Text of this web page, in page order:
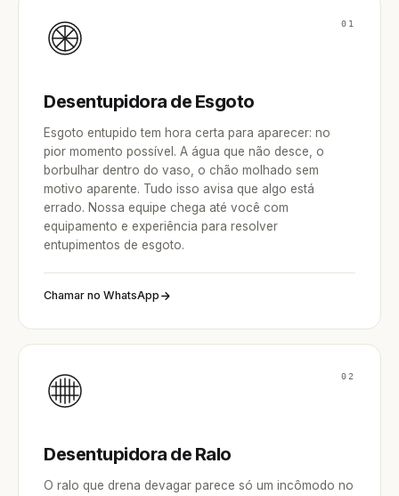
01
Desentupidora de Esgoto
Esgoto entupido tem hora certa para aparecer: no
pior momento possível. A água que não desce, o
borbulhar dentro do vaso, o chão molhado sem
motivo aparente. Tudo isso avisa que algo está
errado. Nossa equipe chega até você com
equipamento e experiência para resolver
entupimentos de esgoto.
Chamar no WhatsApp
02
Desentupidora de Ralo
O ralo que drena devagar parece só um incômodo no